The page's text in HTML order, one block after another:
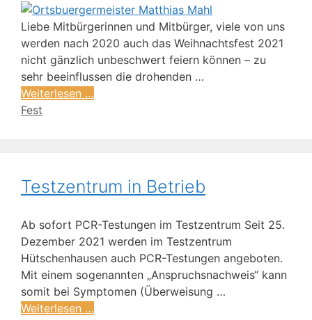
Liebe Mitbürgerinnen und Mitbürger, viele von uns
werden nach 2020 auch das Weihnachtsfest 2021
nicht gänzlich unbeschwert feiern können – zu
sehr beeinflussen die drohenden …
Weiterlesen …
Fest
Testzentrum in Betrieb
Ab sofort PCR-Testungen im Testzentrum Seit 25.
Dezember 2021 werden im Testzentrum
Hütschenhausen auch PCR-Testungen angeboten.
Mit einem sogenannten „Anspruchsnachweis“ kann
somit bei Symptomen (Überweisung …
Weiterlesen …